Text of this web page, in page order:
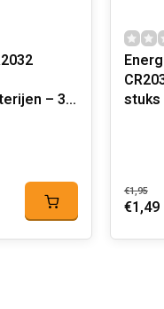
– 3V
stuks
€1,95
€1,49